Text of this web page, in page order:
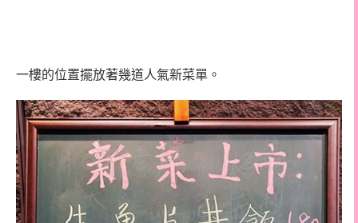
一樓的位置擺放著幾道人氣新菜單。